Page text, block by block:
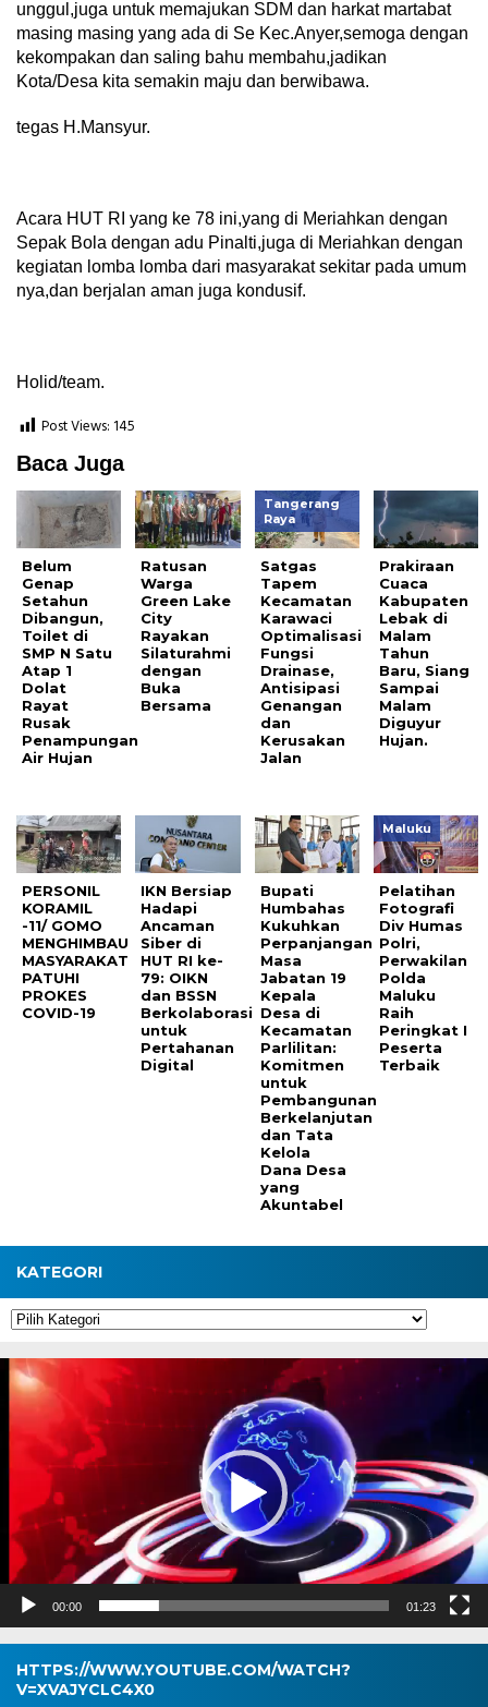
unggul,juga untuk memajukan SDM dan harkat martabat
masing masing yang ada di Se Kec.Anyer,semoga dengan
kekompakan dan saling bahu membahu,jadikan
Kota/Desa kita semakin maju dan berwibawa.
tegas H.Mansyur.
Acara HUT RI yang ke 78 ini,yang di Meriahkan dengan
Sepak Bola dengan adu Pinalti,juga di Meriahkan dengan
kegiatan lomba lomba dari masyarakat sekitar pada umum
nya,dan berjalan aman juga kondusif.
Holid/team.
Post Views: 145
Baca Juga
Belum
Genap
Setahun
Dibangun,
Toilet di
SMP N Satu
Atap 1
Dolat
Rayat
Rusak
Penampungan
Air Hujan
Ratusan
Warga
Green Lake
City
Rayakan
Silaturahmi
dengan
Buka
Bersama
Tangerang
Raya
Satgas
Tapem
Kecamatan
Karawaci
Optimalisasi
Fungsi
Drainase,
Antisipasi
Genangan
dan
Kerusakan
Jalan
Prakiraan
Cuaca
Kabupaten
Lebak di
Malam
Tahun
Baru, Siang
Sampai
Malam
Diguyur
Hujan.
PERSONIL
KORAMIL
-11/ GOMO
MENGHIMBAU
MASYARAKAT
PATUHI
PROKES
COVID-19
IKN Bersiap
Hadapi
Ancaman
Siber di
HUT RI ke-
79: OIKN
dan BSSN
Berkolaborasi
untuk
Pertahanan
Digital
Bupati
Humbahas
Kukuhkan
Perpanjangan
Masa
Jabatan 19
Kepala
Desa di
Kecamatan
Parlilitan:
Komitmen
untuk
Pembangunan
Berkelanjutan
dan Tata
Kelola
Dana Desa
yang
Akuntabel
Maluku
Pelatihan
Fotografi
Div Humas
Polri,
Perwakilan
Polda
Maluku
Raih
Peringkat I
Peserta
Terbaik
KATEGORI
Kategori
Pemutar
Video
00:00 01:23
HTTPS://WWW.YOUTUBE.COM/WATCH?
V=XVAJYCLC4X0